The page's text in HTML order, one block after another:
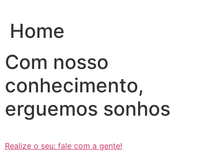
conteúdo
Home
Com nosso
conhecimento,
erguemos sonhos
Realize o seu: fale com a gente!